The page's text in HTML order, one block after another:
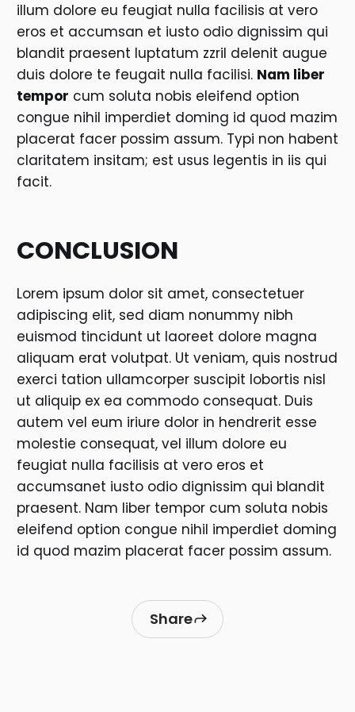
illum dolore eu feugiat nulla facilisis at vero
eros et accumsan et iusto odio dignissim qui
blandit praesent luptatum zzril delenit augue
duis dolore te feugait nulla facilisi. Nam liber
tempor cum soluta nobis eleifend option
congue nihil imperdiet doming id quod mazim
placerat facer possim assum. Typi non habent
claritatem insitam; est usus legentis in iis qui
facit.
CONCLUSION
Lorem ipsum dolor sit amet, consectetuer
adipiscing elit, sed diam nonummy nibh
euismod tincidunt ut laoreet dolore magna
aliquam erat volutpat. Ut veniam, quis nostrud
exerci tation ullamcorper suscipit lobortis nisl
ut aliquip ex ea commodo consequat. Duis
autem vel eum iriure dolor in hendrerit esse
molestie consequat, vel illum dolore eu
feugiat nulla facilisis at vero eros et
accumsanet iusto odio dignissim qui blandit
praesent. Nam liber tempor cum soluta nobis
eleifend option congue nihil imperdiet doming
id quod mazim placerat facer possim assum.
Share